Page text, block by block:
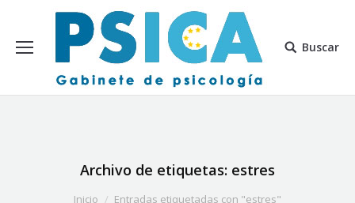
Buscar
Archivo de etiquetas: estres
Inicio Entradas etiquetadas con "estres"